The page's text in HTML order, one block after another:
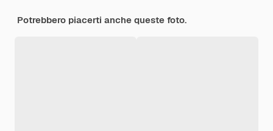
Potrebbero piacerti anche queste foto.